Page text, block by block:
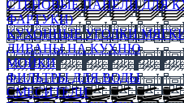
СТЕНОВЫЕ ПАНЕЛИ ДЛЯ
ФАРТУКИ)
КУХОННЫЕ УГОЛКИ
ДИВАНЫ НА КУХНЮ
МОЙКИ
ФИЛЬТРЫ ДЛЯ ВОДЫ
СМЕСИТЕЛИ